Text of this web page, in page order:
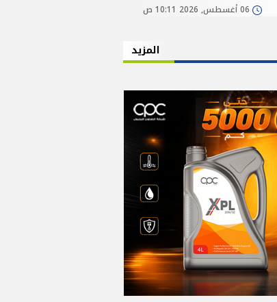
06 أغسطس, 2026 10:11 ص
المزيد